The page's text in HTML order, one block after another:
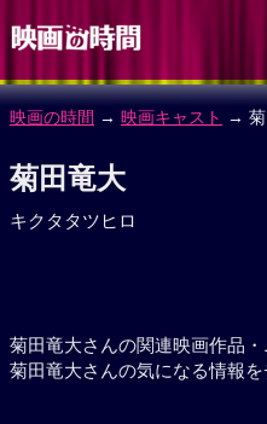
映画の時間 → 映画キャスト → 菊
菊田竜大
キクタタツヒロ
菊田竜大さんの関連映画作品
菊田竜大さんの気になる情報を